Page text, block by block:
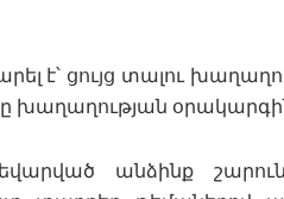
է՝ ցույց տալու
խաղաղության
անձինք